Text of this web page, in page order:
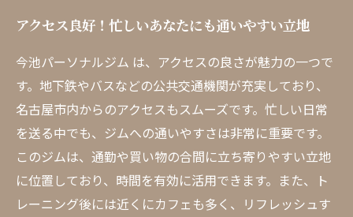
アクセス良好！忙しいあなたにも通いやすい立地
今池パーソナルジム は、アクセスの良さが魅力の一つで
す。地下鉄やバスなどの公共交通機関が充実しており、
名古屋市内からのアクセスもスムーズです。忙しい日常
を送る中でも、ジムへの通いやすさは非常に重要です。
このジムは、通勤や買い物の合間に立ち寄りやすい立地
に位置しており、時間を有効に活用できます。また、ト
レーニング後には近くにカフェも多く、リフレッシュす